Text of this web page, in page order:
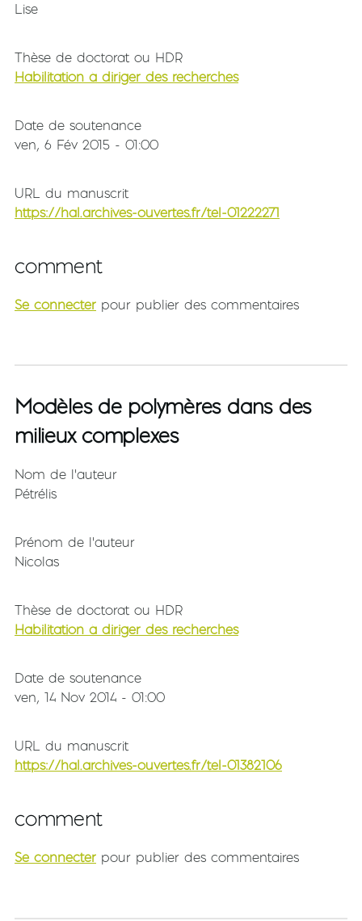
Lise
Thèse de doctorat ou HDR
Habilitation à diriger des recherches
Date de soutenance
ven, 6 Fév 2015 - 01:00
URL du manuscrit
https://hal.archives-ouvertes.fr/tel-01222271
comment
Se connecter pour publier des commentaires
Modèles de polymères dans des
milieux complexes
Nom de l'auteur
Pétrélis
Prénom de l'auteur
Nicolas
Thèse de doctorat ou HDR
Habilitation à diriger des recherches
Date de soutenance
ven, 14 Nov 2014 - 01:00
URL du manuscrit
https://hal.archives-ouvertes.fr/tel-01382106
comment
Se connecter pour publier des commentaires